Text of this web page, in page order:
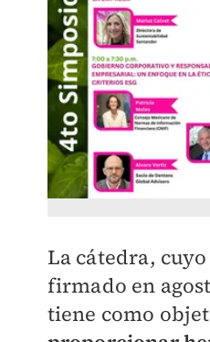
La cátedra,
firmado en
tiene como